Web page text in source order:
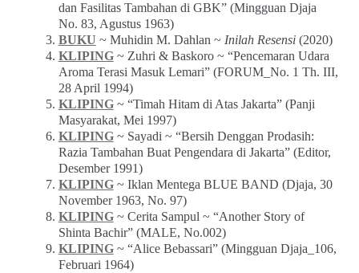
dan Fasilitas Tambahan di GBK” (Mingguan Djaja
No. 83, Agustus 1963)
BUKU ~ Muhidin M. Dahlan ~ Inilah Resensi(2020)
KLIPING~ Zuhri & Baskoro ~ “Pencemaran Udara
Aroma Terasi Masuk Lemari” (FORUM_No. 1 Th. III,
28 April 1994)
KLIPING~ “Timah Hitam di Atas Jakarta” (Panji
Masyarakat, Mei 1997)
KLIPING~ Sayadi ~ “Bersih Denggan Prodasih:
Razia Tambahan Buat Pengendara di Jakarta” (Editor,
Desember 1991)
KLIPING~ Iklan Mentega BLUE BAND (Djaja, 30
November 1963, No. 97)
KLIPING~ Cerita Sampul ~ “Another Story of
Shinta Bachir” (MALE, No.002)
KLIPING~ “Alice Bebassari” (Mingguan Djaja_106,
Februari 1964)